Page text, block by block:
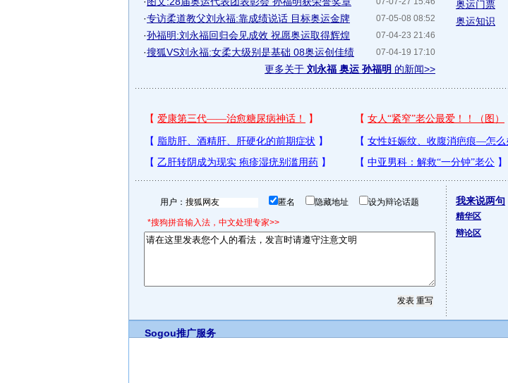
07-05-08 08:52
·专访柔道教父刘永福:靠成绩说话 目标奥运金牌
07-04-23 21:46
·孙福明:刘永福回归会见成效 祝愿奥运取得辉煌
07-04-19 17:10
·搜狐VS刘永福:女柔大级别是基础 08奥运创佳绩
更多关于 刘永福 奥运 孙福明 的新闻>>
奥运门票
奥运知识
用户： 匿名 隐藏地址 设为辩论话题
*搜狗拼音输入法，中文处理专家>>
我来说两句
精华区
辩论区
Sogou推广服务